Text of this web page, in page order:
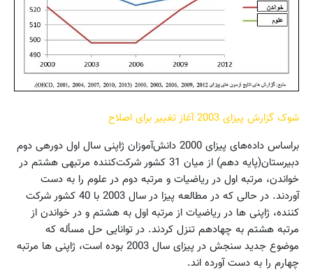
شوک گزارش پیزای 2003 آغاز تغییر برای اصلاح
براساس‌ داده‌های ‌پیزای 2000 دانش‌آموزان‌ ژاپنی‌ سال‌ اول دوره‏ی‌ دوم
دبیرستان(پایه دهم) از میان‌ 31 کشور شرکت‌کننده‌ مرتبه‏ی‌ هشتم در
خواندن، مرتبه اول در ریاضیات‌ و مرتبه دوم در علوم‌ را به‌ دست‌
آوردند. در حالی که در مطالعه پیزا در سال 2003 با 40 کشور شرکت
کننده، ژاپنی ها در ریاضیات از مرتبه اول به هشتم و در خواندن از
مرتبه هشتم به چهادهم تنزل کردند. در توانایی حل مسأله که
موضوع جدید سنجش در پیزای سال 2003 بوده است، ژاپنی ها مرتبه
چهارم را به دست آورده اند.